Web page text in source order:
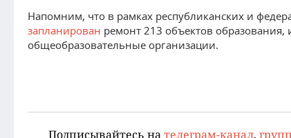
Напомним, что в рамках республиканских и
запланирован ремонт 213 объектов
общеобразовательные организации.
Подписывайтесь на телеграм-канал,